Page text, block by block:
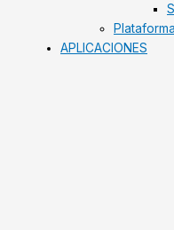
APLICACIONES